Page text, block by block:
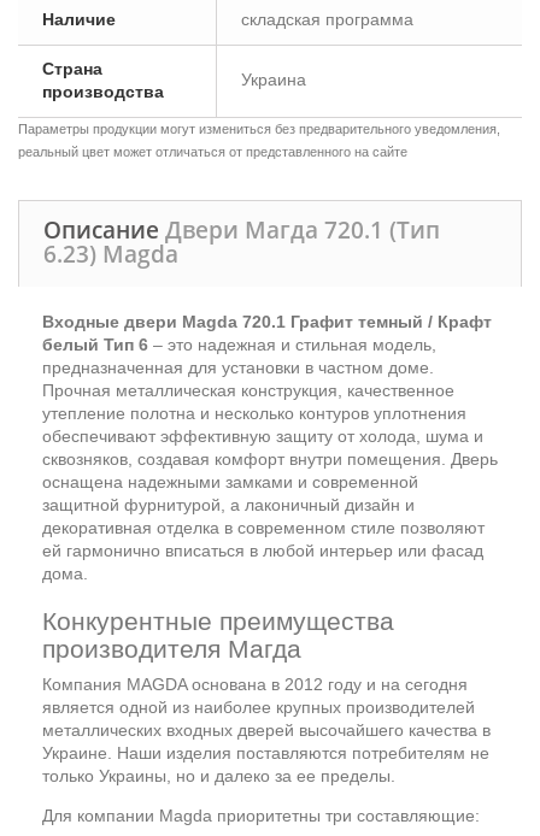
Наличие складская программа
Страна
производства
Украина
Параметры продукции могут измениться без предварительного уведомления,
реальный цвет может отличаться от представленного на сайте
Описание Двери Магда 720.1 (Тип
6.23) Magda
Входные двери Magda 720.1 Графит темный / Крафт
белый Тип 6 – это надежная и стильная модель,
предназначенная для установки в частном доме.
Прочная металлическая конструкция, качественное
утепление полотна и несколько контуров уплотнения
обеспечивают эффективную защиту от холода, шума и
сквозняков, создавая комфорт внутри помещения. Дверь
оснащена надежными замками и современной
защитной фурнитурой, а лаконичный дизайн и
декоративная отделка в современном стиле позволяют
ей гармонично вписаться в любой интерьер или фасад
дома.
Конкурентные преимущества
производителя Магда
Компания MAGDA основана в 2012 году и на сегодня
является одной из наиболее крупных производителей
металлических входных дверей высочайшего качества в
Украине. Наши изделия поставляются потребителям не
только Украины, но и далеко за ее пределы.
Для компании Magda приоритетны три составляющие: